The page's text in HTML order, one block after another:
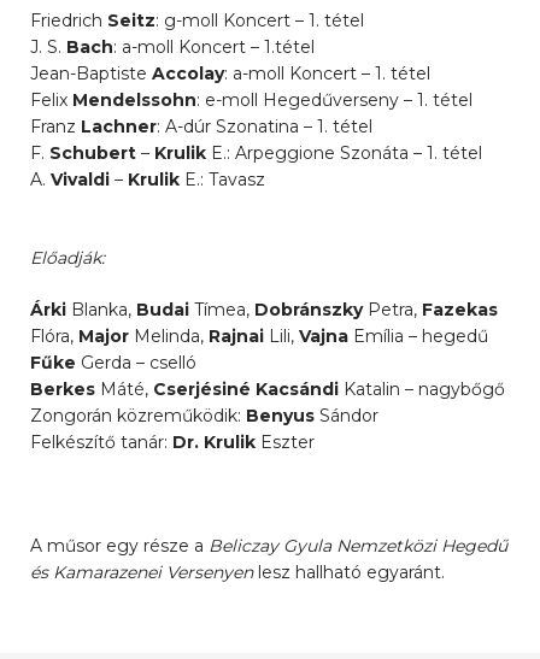
Friedrich Seitz: g-moll Koncert – 1. tétel
J. S. Bach: a-moll Koncert – 1.tétel
Jean-Baptiste Accolay: a-moll Koncert – 1. tétel
Felix Mendelssohn: e-moll Hegedűverseny – 1. tétel
Franz Lachner: A-dúr Szonatina – 1. tétel
F. Schubert – Krulik E.: Arpeggione Szonáta – 1. tétel
A. Vivaldi – Krulik E.: Tavasz
Előadják:
Árki Blanka, Budai Tímea, DobránszkyPetra, Fazekas
Flóra, Major Melinda, Rajnai Lili, Vajna Emília – hegedű
Fűke Gerda – cselló
Berkes Máté, Cserjésiné Kacsándi Katalin – nagybőgő
Zongorán közreműködik: Benyus Sándor
Felkészítő tanár: Dr. Krulik Eszter
A műsor egy része a Beliczay Gyula Nemzetközi Hegedű
és Kamarazenei Versenyenlesz hallható egyaránt.